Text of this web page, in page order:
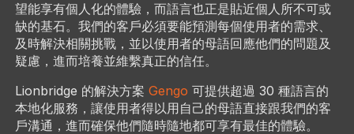
望能享有個人化的體驗，而語言也正是貼近個人所不可或
缺的基石。我們的客戶必須要能預測每個使用者的需求、
及時解決相關挑戰，並以使用者的母語回應他們的問題及
疑慮，進而培養並維繫真正的信任。
Lionbridge 的解決方案 Gengo 可提供超過 30 種語言的
本地化服務，讓使用者得以用自己的母語直接跟我們的客
戶溝通，進而確保他們隨時隨地都可享有最佳的體驗。